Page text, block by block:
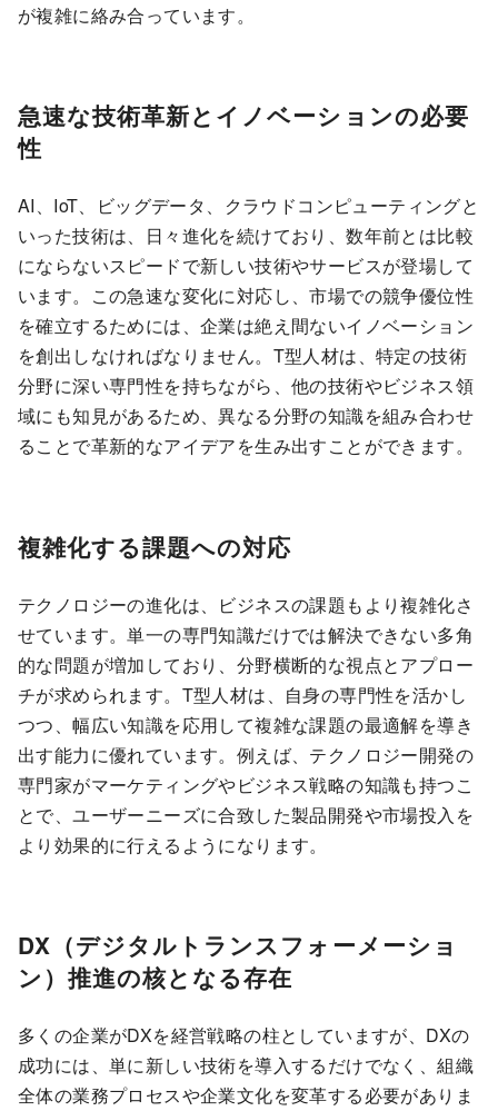
が複雑に絡み合っています。
急速な技術革新とイノベーションの必要
性
AI、IoT、ビッグデータ、クラウドコンピューティングと
いった技術は、日々進化を続けており、数年前とは比較
にならないスピードで新しい技術やサービスが登場して
います。この急速な変化に対応し、市場での競争優位性
を確立するためには、企業は絶え間ないイノベーション
を創出しなければなりません。T型人材は、特定の技術
分野に深い専門性を持ちながら、他の技術やビジネス領
域にも知見があるため、異なる分野の知識を組み合わせ
ることで革新的なアイデアを生み出すことができます。
複雑化する課題への対応
テクノロジーの進化は、ビジネスの課題もより複雑化さ
せています。単一の専門知識だけでは解決できない多角
的な問題が増加しており、分野横断的な視点とアプロー
チが求められます。T型人材は、自身の専門性を活かし
つつ、幅広い知識を応用して複雑な課題の最適解を導き
出す能力に優れています。例えば、テクノロジー開発の
専門家がマーケティングやビジネス戦略の知識も持つこ
とで、ユーザーニーズに合致した製品開発や市場投入を
より効果的に行えるようになります。
DX（デジタルトランスフォーメーショ
ン）推進の核となる存在
多くの企業がDXを経営戦略の柱としていますが、DXの
成功には、単に新しい技術を導入するだけでなく、組織
全体の業務プロセスや企業文化を変革する必要がありま